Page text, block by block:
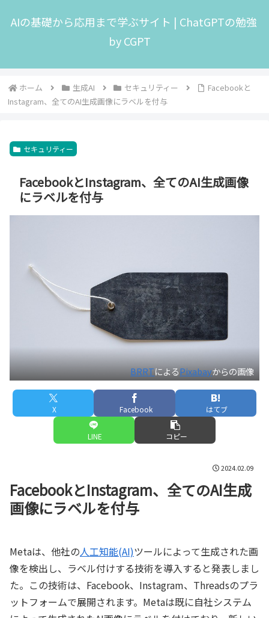
AIの基礎から応用まで学ぶサイト | ChatGPTの勉強
by CGPT
ホーム 生成AI セキュリティー
Facebookと
Instagram、全てのAI生成画像にラベルを付与
セキュリティー
FacebookとInstagram、全てのAI生成画像
にラベルを付与
BRRTによるPixabayからの画像
X Facebook はてブ
LINE コピー
2024.02.09
FacebookとInstagram、全てのAI生成
画像にラベルを付与
Metaは、他社の人工知能(AI)ツールによって生成された画
像を検出し、ラベル付けする技術を導入すると発表しまし
た。この技術は、Facebook、Instagram、Threadsのプラ
ットフォームで展開されます。Metaは既に自社システム